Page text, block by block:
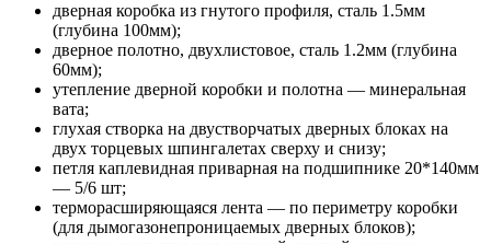
дверная коробка из гнутого профиля, сталь 1.5мм
(глубина 100мм);
дверное полотно, двухлистовое, сталь 1.2мм (глубина
60мм);
утепление дверной коробки и полотна — минеральная
вата;
глухая створка на двустворчатых дверных блоках на
двух торцевых шпингалетах сверху и снизу;
петля каплевидная приварная на подшипнике 20*140мм
— 5/6 шт;
терморасширяющаяся лента — по периметру коробки
(для дымогазонепроницаемых дверных блоков);